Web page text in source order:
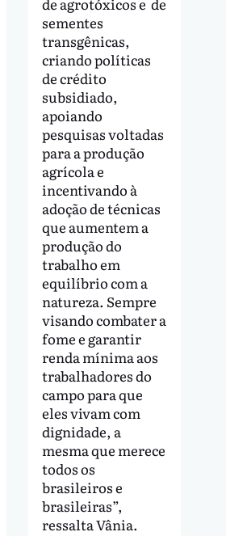
sementes
transgênicas,
criando políticas
de crédito
subsidiado,
apoiando
pesquisas voltadas
para a produção
agrícola e
incentivando à
adoção de técnicas
que aumentem a
produção do
trabalho em
equilíbrio com a
natureza. Sempre
visando combater a
fome e garantir
renda mínima aos
trabalhadores do
campo para que
eles vivam com
dignidade, a
mesma que merece
todos os
brasileiros e
brasileiras”,
ressalta Vânia.